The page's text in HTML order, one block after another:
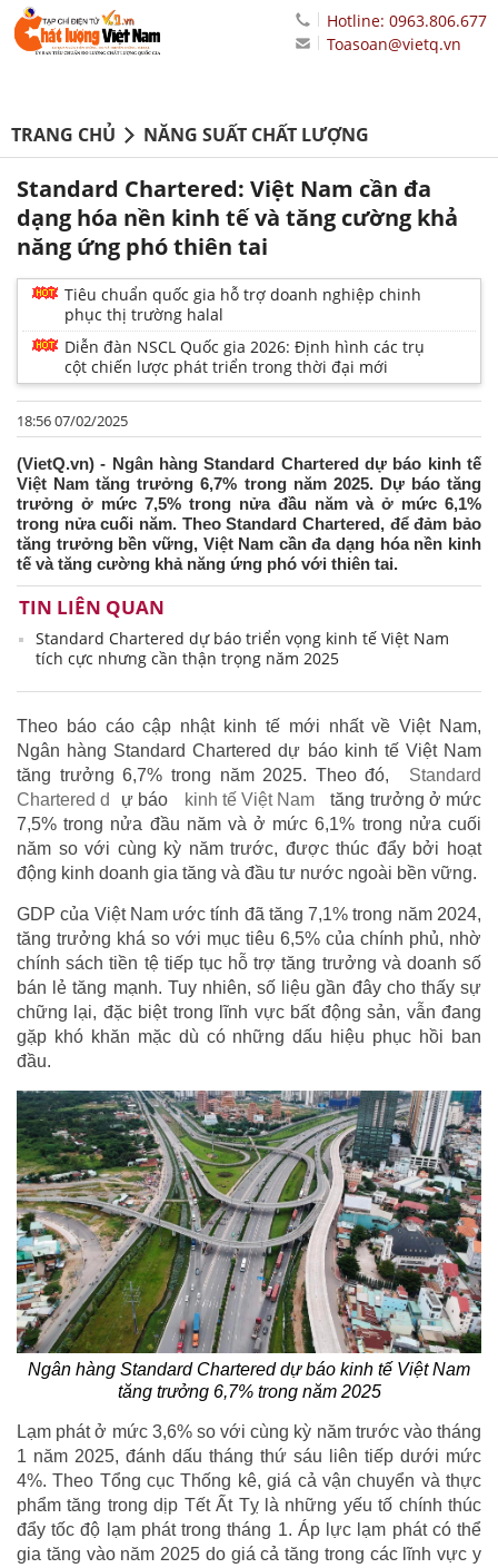
Hotline: 0963.806.677
Toasoan@vietq.vn
TRANG CHỦ NĂNG SUẤT CHẤT LƯỢNG
Standard Chartered: Việt Nam cần đa
dạng hóa nền kinh tế và tăng cường khả
năng ứng phó thiên tai
Tiêu chuẩn quốc gia hỗ trợ doanh nghiệp chinh
phục thị trường halal
Diễn đàn NSCL Quốc gia 2026: Định hình các trụ
cột chiến lược phát triển trong thời đại mới
18:56 07/02/2025
(VietQ.vn) - Ngân hàng Standard Chartered dự báo kinh tế
Việt Nam tăng trưởng 6,7% trong năm 2025. Dự báo tăng
trưởng ở mức 7,5% trong nửa đầu năm và ở mức 6,1%
trong nửa cuối năm. Theo Standard Chartered, để đảm bảo
tăng trưởng bền vững, Việt Nam cần đa dạng hóa nền kinh
tế và tăng cường khả năng ứng phó với thiên tai.
TIN LIÊN QUAN
Standard Chartered dự báo triển vọng kinh tế Việt Nam
tích cực nhưng cần thận trọng năm 2025
Theo báo cáo cập nhật kinh tế mới nhất về Việt Nam,
Ngân hàng Standard Chartered dự báo kinh tế Việt Nam
tăng trưởng 6,7% trong năm 2025. Theo đó,
Standard
Chartered d
ự báo kinh tế Việt Nam
tăng trưởng ở mức
7,5% trong nửa đầu năm và ở mức 6,1% trong nửa cuối
năm so với cùng kỳ năm trước, được thúc đẩy bởi hoạt
động kinh doanh gia tăng và đầu tư nước ngoài bền vững.
GDP của Việt Nam ước tính đã tăng 7,1% trong năm 2024,
tăng trưởng khá so với mục tiêu 6,5% của chính phủ, nhờ
chính sách tiền tệ tiếp tục hỗ trợ tăng trưởng và doanh số
bán lẻ tăng mạnh. Tuy nhiên, số liệu gần đây cho thấy sự
chững lại, đặc biệt trong lĩnh vực bất động sản, vẫn đang
gặp khó khăn mặc dù có những dấu hiệu phục hồi ban
đầu.
Ngân hàng Standard Chartered dự báo kinh tế Việt Nam
tăng trưởng 6,7% trong năm 2025
Lạm phát ở mức 3,6% so với cùng kỳ năm trước vào tháng
1 năm 2025, đánh dấu tháng thứ sáu liên tiếp dưới mức
4%. Theo Tổng cục Thống kê, giá cả vận chuyển và thực
phẩm tăng trong dịp Tết Ất Tỵ là những yếu tố chính thúc
đẩy tốc độ lạm phát trong tháng 1. Áp lực lạm phát có thể
gia tăng vào năm 2025 do giá cả tăng trong các lĩnh vực y